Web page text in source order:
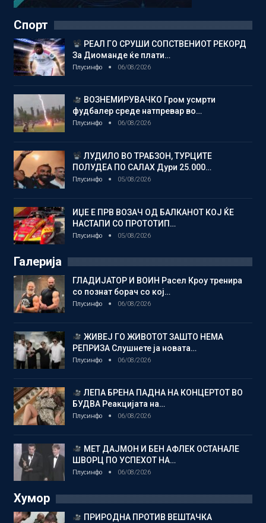
Спорт
РЕАЛ ГО СРУШИ СОПСТВЕНИОТ РЕКОРД
За Диоманде ќе плати…
Плусинфо 06/08/2026
ВОЗНЕМИРУВАЧКО Гром усмрти
фудбалер среде натпревар во…
Плусинфо 06/08/2026
ЛУДИЛО ВО ТРАБЗОН, ТУРЦИТЕ
ПОЛУДЕА ПО САЛАХ Дури 25.000…
Плусинфо 05/08/2026
ИЏЕ Е ПРВ ВОЗАЧ ОД БАЛКАНОТ КОЈ ЌЕ
НАСТАПИ СО ПРОТОТИП…
Плусинфо 05/08/2026
Галерија
ГЛАДИЈАТОР И ВОИН Расел Кроу тренира
со познат борач со кој…
Плусинфо 06/08/2026
ЖИВЕЈ ГО ЖИВОТОТ ЗАШТО НЕМА
РЕПРИЗА Слушнете ја новата…
Плусинфо 06/08/2026
ЛЕПА БРЕНА ПАДНА НА КОНЦЕРТОТ ВО
БУДВА Реакцијата на…
Плусинфо 06/08/2026
МЕТ ДАЈМОН И БЕН АФЛЕК ОСТАНАЛЕ
ШВОРЦ ПО УСПЕХОТ НА…
Плусинфо 06/08/2026
Хумор
ПРИРОДНА ПРОТИВ ВЕШТАЧКА